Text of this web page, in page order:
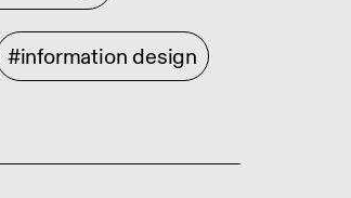
#information design